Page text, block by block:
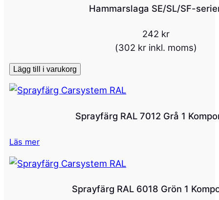
r
i
ä
n
g
Hammarslaga SE/SL/SF-
242 kr
(302 kr inkl. moms)
Lägg till i varukorg
Sprayfärg RAL 7012 Grå 1
Läs mer
Sprayfärg RAL 6018 Grön 1